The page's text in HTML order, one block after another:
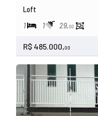
Loft
1 1 29,00
R$ 485.000,00